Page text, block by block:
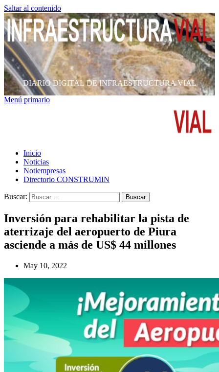
Saltar al contenido
DIARIO DIGITAL DE INFRAESTRUCTURA VIAL
Menú primario
Inicio
Noticias
Notiempresas
Directorio CONSTRUMIN
Buscar:
Inversión para rehabilitar la pista de
aterrizaje del aeropuerto de Piura
asciende a más de US$ 44 millones
May 10, 2022